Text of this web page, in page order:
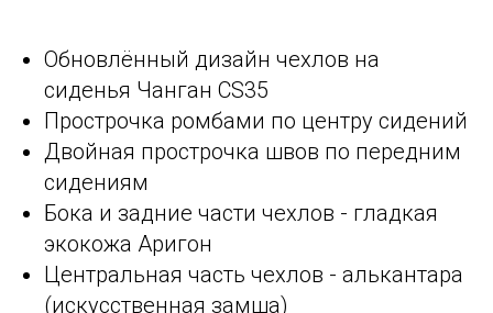
Обновлённый дизайн чехлов на
сиденья Чанган CS35
Прострочка ромбами по центру сидений
Двойная прострочка швов по передним
сидениям
Бока и задние части чехлов - гладкая
экокожа Аригон
Центральная часть чехлов - алькантара
(искусственная замша)